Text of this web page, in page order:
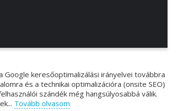
keresőoptimalizálási irányelvei továbbra
és a technikai optimalizációra (onsite SEO)
szándék még hangsúlyosabbá válik.
Tovább olvasom